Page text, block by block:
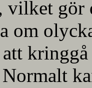
vilket gör
om